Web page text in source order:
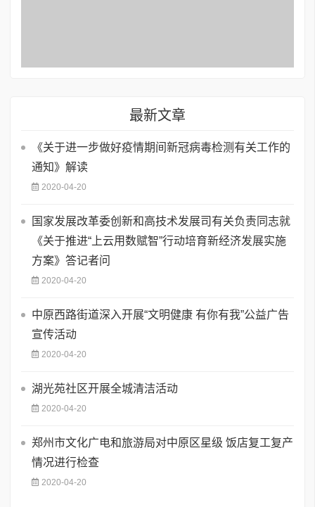
最新文章
《关于进一步做好疫情期间新冠病毒检测有关工作的
通知》解读
2020-04-20
国家发展改革委创新和高技术发展司有关负责同志就
《关于推进“上云用数赋智”行动培育新经济发展实施
方案》答记者问
2020-04-20
中原西路街道深入开展“文明健康 有你有我”公益广告
宣传活动
2020-04-20
湖光苑社区开展全城清洁活动
2020-04-20
郑州市文化广电和旅游局对中原区星级 饭店复工复产
情况进行检查
2020-04-20